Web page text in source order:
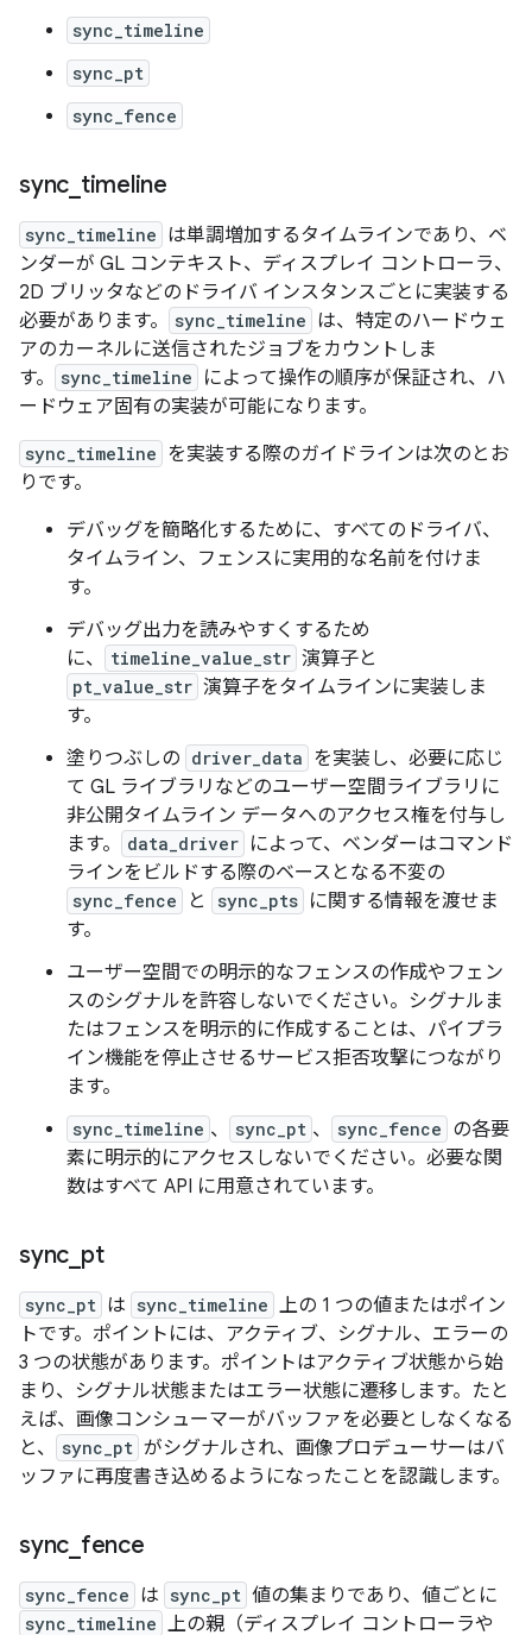
sync_timeline
sync_pt
sync_fence
sync timeline
sync_timeline は単調増加するタイムラインであり、ベ
ンダーが GL コンテキスト、ディスプレイ コントローラ、
2D ブリッタなどのドライバ インスタンスごとに実装する
必要があります。
sync_timeline は、特定のハードウェ
アのカーネルに送信されたジョブをカウントしま
す。
sync_timeline
によって操作の順序が保証され、ハ
ードウェア固有の実装が可能になります。
sync_timeline を実装する際のガイドラインは次のとお
りです。
デバッグを簡略化するために、すべてのドライバ、
タイムライン、フェンスに実用的な名前を付けま
す。
デバッグ出力を読みやすくするため
に、
timeline_value_str 演算子と
pt_value_str 演算子をタイムラインに実装しま
す。
塗りつぶしの driver_data を実装し、必要に応じ
て GL ライブラリなどのユーザー空間ライブラリに
非公開タイムライン データへのアクセス権を付与し
ます。
data_driver によって、ベンダーはコマンド
ラインをビルドする際のベースとなる不変の
sync_fence と sync_pts に関する情報を渡せま
す。
ユーザー空間での明示的なフェンスの作成やフェン
スのシグナルを許容しないでください。シグナルま
たはフェンスを明示的に作成することは、パイプラ
イン機能を停止させるサービス拒否攻撃につながり
ます。
sync_timeline 、 sync_pt 、 sync_fence の各要
素に明示的にアクセスしないでください。必要な関
数はすべて API に用意されています。
sync pt
sync_pt は sync_timeline 上の 1 つの値またはポイン
トです。ポイントには、アクティブ、シグナル、エラーの
3 つの状態があります。ポイントはアクティブ状態から始
まり、シグナル状態またはエラー状態に遷移します。たと
えば、画像コンシューマーがバッファを必要としなくなる
と、
sync_pt がシグナルされ、画像プロデューサーはバ
ッファに再度書き込めるようになったことを認識します。
sync fence
sync_fence は sync_pt 値の集まりであり、値ごとに
sync_timeline 上の親（ディスプレイ コントローラや